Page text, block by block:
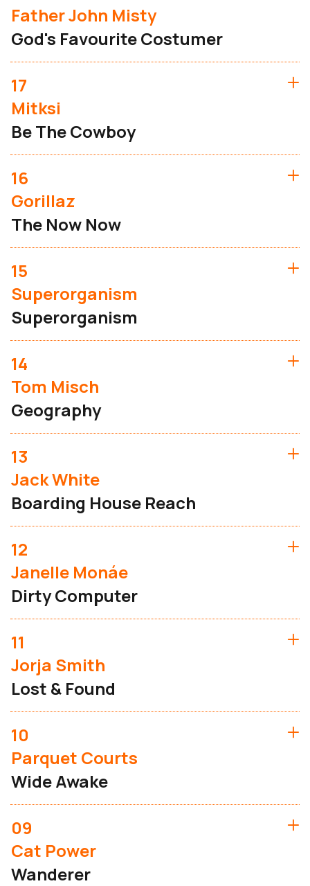
Father John Misty
God's Favourite Costumer
17
Mitksi
Be The Cowboy
16
Gorillaz
The Now Now
15
Superorganism
Superorganism
14
Tom Misch
Geography
13
Jack White
Boarding House Reach
12
Janelle Monáe
Dirty Computer
11
Jorja Smith
Lost & Found
10
Parquet Courts
Wide Awake
09
Cat Power
Wanderer